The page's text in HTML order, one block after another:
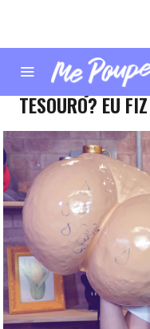
POUPANÇA
TESOURO? EU